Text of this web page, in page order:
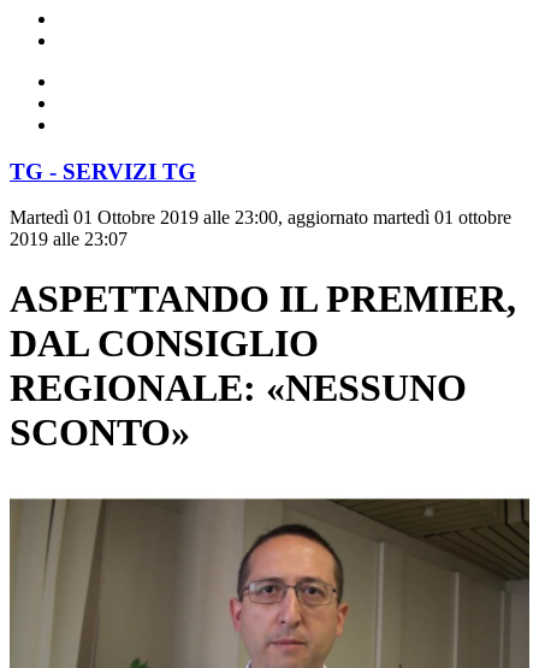
TG - SERVIZI TG
Martedì 01 Ottobre 2019 alle 23:00, aggiornato martedì 01 ottobre
2019 alle 23:07
ASPETTANDO IL PREMIER,
DAL CONSIGLIO
REGIONALE: «NESSUNO
SCONTO»